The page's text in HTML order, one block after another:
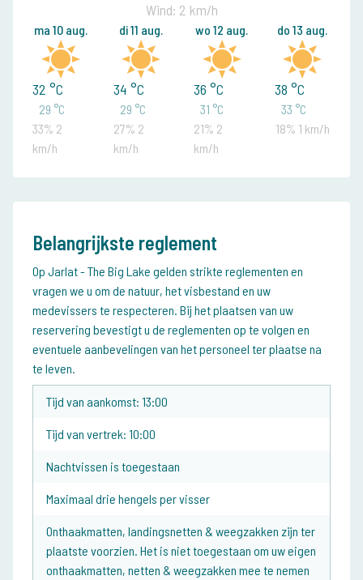
Wind: 2 km/h
ma 10 aug.
32 °C
29 °C
33% 2
km/h
di 11 aug.
34 °C
29 °C
27% 2
km/h
wo 12 aug.
36 °C
31 °C
21% 2
km/h
do 13 aug.
38 °C
33 °C
18% 1 km/h
Belangrijkste reglement
Op Jarlat - The Big Lake gelden strikte reglementen en
vragen we u om de natuur, het visbestand en uw
medevissers te respecteren. Bij het plaatsen van uw
reservering bevestigt u de reglementen op te volgen en
eventuele aanbevelingen van het personeel ter plaatse na
te leven.
Tijd van aankomst: 13:00
Tijd van vertrek: 10:00
Nachtvissen is toegestaan
Maximaal drie hengels per visser
Onthaakmatten, landingsnetten & weegzakken zijn ter
plaatste voorzien. Het is niet toegestaan om uw eigen
onthaakmatten, netten & weegzakken mee te nemen